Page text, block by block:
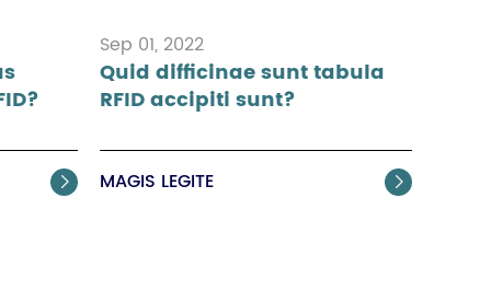

Sep 01, 2022
Quid difficinae sunt tabula
RFID accipiti sunt?
MAGIS LEGITE 